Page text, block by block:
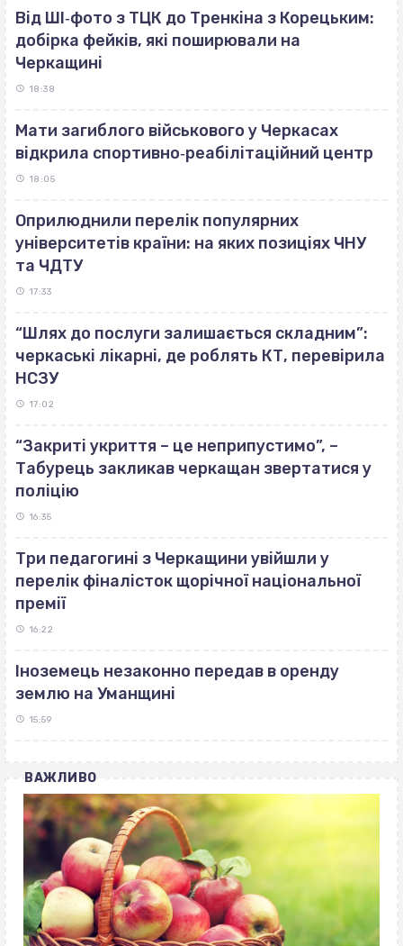
Від ШІ‐фото з ТЦК до Тренкіна з Корецьким:
добірка фейків, які поширювали на
Черкащині
18:38
Мати загиблого військового у Черкасах
відкрила спортивно‐реабілітаційний центр
18:05
Оприлюднили перелік популярних
університетів країни: на яких позиціях ЧНУ
та ЧДТУ
17:33
“Шлях до послуги залишається складним”:
черкаські лікарні, де роблять КТ, перевірила
НСЗУ
17:02
“Закриті укриття – це неприпустимо”, –
Табурець закликав черкащан звертатися у
поліцію
16:35
Три педагогині з Черкащини увійшли у
перелік фіналісток щорічної національної
премії
16:22
Іноземець незаконно передав в оренду
землю на Уманщині
15:59
ВАЖЛИВО